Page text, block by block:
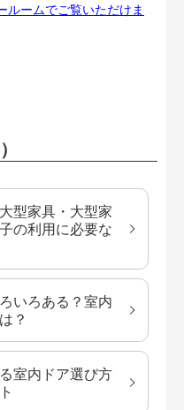
ルームでご覧いただけま
型家具・大型家
の利用に必要な
いろある？室内
？
室内ドア選び方